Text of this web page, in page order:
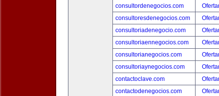
consultordenegocios.com
consultoresdenegocios.com
consultoriadenegocio.com
consultoriaennegocios.com
consultorianegocios.com
consultoriaynegocios.com
contactoclave.com
contactodenegocios.com